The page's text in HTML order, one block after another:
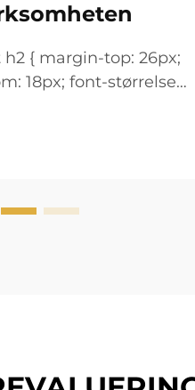
{ margin-top: 26px;
18px; font-størrelse:
} .blog-content